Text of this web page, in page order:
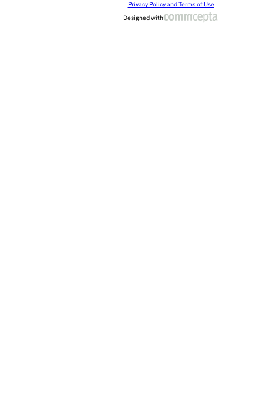
Privacy Policy and Terms of Use
Designed with